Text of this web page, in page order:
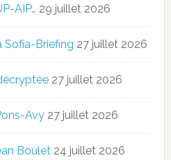
AIP… 29 juillet 2026
Sofia-Briefing 27 juillet 2026
27 juillet 2026
Avy 27 juillet 2026
Boulet 24 juillet 2026